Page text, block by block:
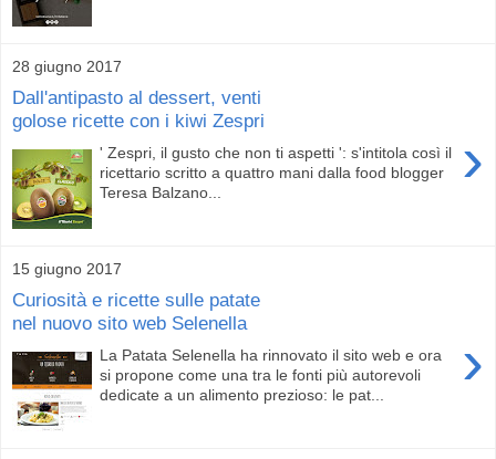
28 giugno 2017
Dall'antipasto al dessert, venti
golose ricette con i kiwi Zespri
›
' Zespri, il gusto che non ti aspetti ': s'intitola così il
ricettario scritto a quattro mani dalla food blogger
Teresa Balzano...
15 giugno 2017
Curiosità e ricette sulle patate
nel nuovo sito web Selenella
›
La Patata Selenella ha rinnovato il sito web e ora
si propone come una tra le fonti più autorevoli
dedicate a un alimento prezioso: le pat...